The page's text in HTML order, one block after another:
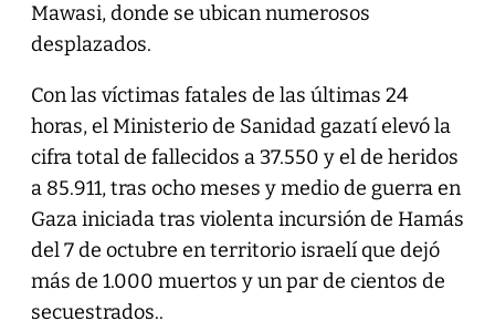
Mawasi, donde se ubican numerosos
desplazados.
Con las víctimas fatales de las últimas 24
horas, el Ministerio de Sanidad gazatí elevó la
cifra total de fallecidos a 37.550 y el de heridos
a 85.911, tras ocho meses y medio de guerra en
Gaza iniciada tras violenta incursión de Hamás
del 7 de octubre en territorio israelí que dejó
más de 1.000 muertos y un par de cientos de
secuestrados..